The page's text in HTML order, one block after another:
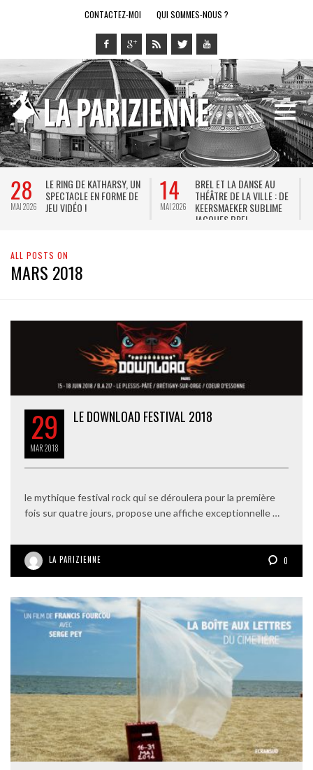
CONTACTEZ-MOI QUI SOMMES-NOUS ?
28
MAI 2026
LE RING DE KATHARSY, UN
SPECTACLE EN FORME DE
JEU VIDÉO !
14
MAI 2026
BREL ET LA DANSE AU
THÉÂTRE DE LA VILLE : DE
KEERSMAEKER SUBLIME
JACQUES BREL
ALL POSTS ON
MARS 2018
29
MAR2018
LE DOWNLOAD FESTIVAL 2018
le mythique festival rock qui se déroulera pour la première
fois sur quatre jours, propose une affiche exceptionnelle …
LA PARIZIENNE 0